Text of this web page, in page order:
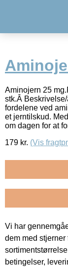
Aminojern 25
stk.Â
fordelene ved
et jerntilskud.
om dagen for at
179 kr. (Vis
Vi har
dem med stjerner
betingelser,